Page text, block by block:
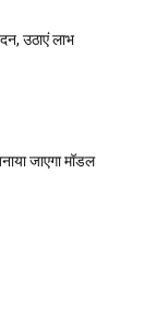
उठाएं लाभ
जाएगा मॉडल